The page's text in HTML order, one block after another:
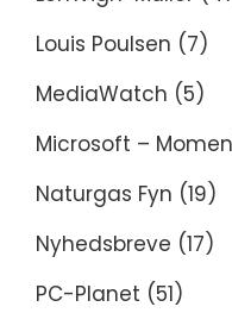
Louis Poulsen (7)
MediaWatch (5)
Microsoft –
Naturgas Fyn (19)
Nyhedsbreve (17)
PC-Planet (51)